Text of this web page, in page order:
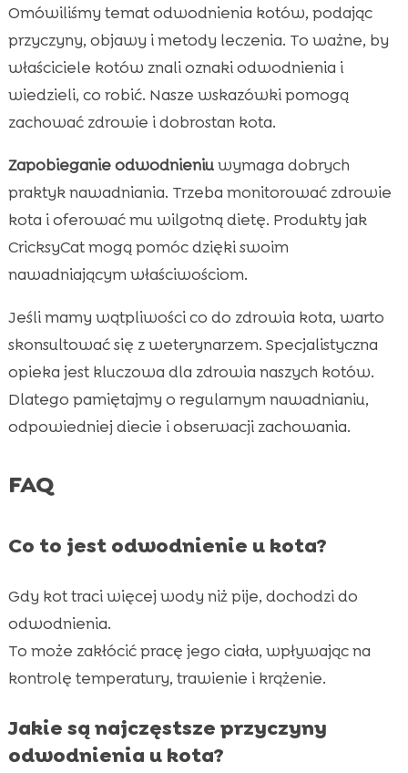
Omówiliśmy temat odwodnienia kotów, podając
przyczyny, objawy i metody leczenia. To ważne, by
właściciele kotów znali oznaki odwodnienia i
wiedzieli, co robić. Nasze wskazówki pomogą
zachować zdrowie i dobrostan kota.
Zapobieganie odwodnieniuwymaga dobrych
praktyk nawadniania. Trzeba monitorować zdrowie
kota i oferować mu wilgotną dietę. Produkty jak
CricksyCat mogą pomóc dzięki swoim
nawadniającym właściwościom.
Jeśli mamy wątpliwości co do zdrowia kota, warto
skonsultować się z weterynarzem. Specjalistyczna
opieka jest kluczowa dla zdrowia naszych kotów.
Dlatego pamiętajmy o regularnym nawadnianiu,
odpowiedniej diecie i obserwacji zachowania.
FAQ
Co to jest odwodnienie u kota?
Gdy kot traci więcej wody niż pije, dochodzi do
odwodnienia.
To może zakłócić pracę jego ciała, wpływając na
kontrolę temperatury, trawienie i krążenie.
Jakie są najczęstsze przyczyny
odwodnienia u kota?